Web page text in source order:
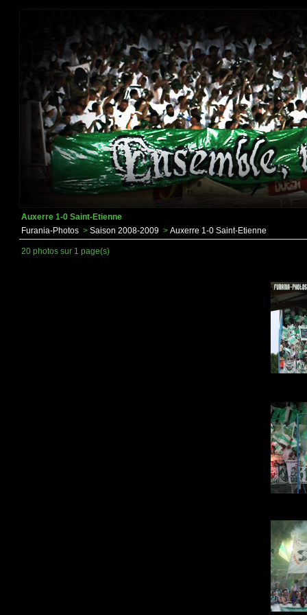
Auxerre 1-0 Saint-Etienne
Furania-Photos > Saison 2008-2009 > Auxerre 1-0 Saint-Etienne
20 photos sur 1 page(s)